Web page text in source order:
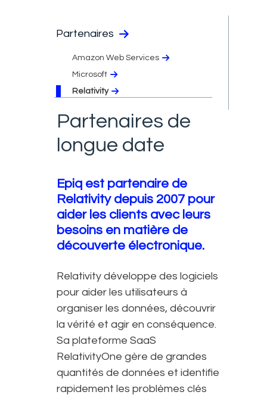
Partenaires
Amazon Web Services
Microsoft
Relativity
Partenaires de
longue date
Epiq est partenaire de
Relativity depuis 2007 pour
aider les clients avec leurs
besoins en matière de
découverte électronique.
Relativity développe des logiciels
pour aider les utilisateurs à
organiser les données, découvrir
la vérité et agir en conséquence.
Sa plateforme SaaS
RelativityOne gère de grandes
quantités de données et identifie
rapidement les problèmes clés